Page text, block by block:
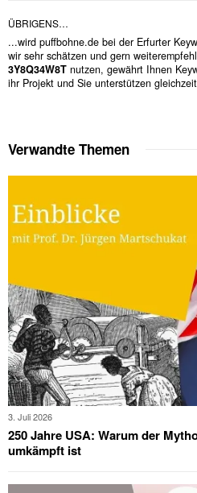
ÜBRIGENS…
...wird puffbohne.de bei der Erfurter
wir sehr schätzen und gern
3Y8Q34W8T nutzen, gewährt Ihnen
ihr Projekt und Sie unterstützen
Verwandte Themen
3. Juli 2026
250 Jahre USA: Warum der
umkämpft ist